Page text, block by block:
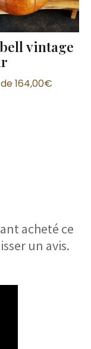
vintage
de164,00€
acheté ce
un avis.